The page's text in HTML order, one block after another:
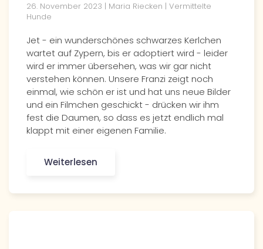
26. November 2023 | Maria Riecken | Vermittelte
Hunde
Jet - ein wunderschönes schwarzes Kerlchen
wartet auf Zypern, bis er adoptiert wird - leider
wird er immer übersehen, was wir gar nicht
verstehen können. Unsere Franzi zeigt noch
einmal, wie schön er ist und hat uns neue Bilder
und ein Filmchen geschickt - drücken wir ihm
fest die Daumen, so dass es jetzt endlich mal
klappt mit einer eigenen Familie.
Weiterlesen